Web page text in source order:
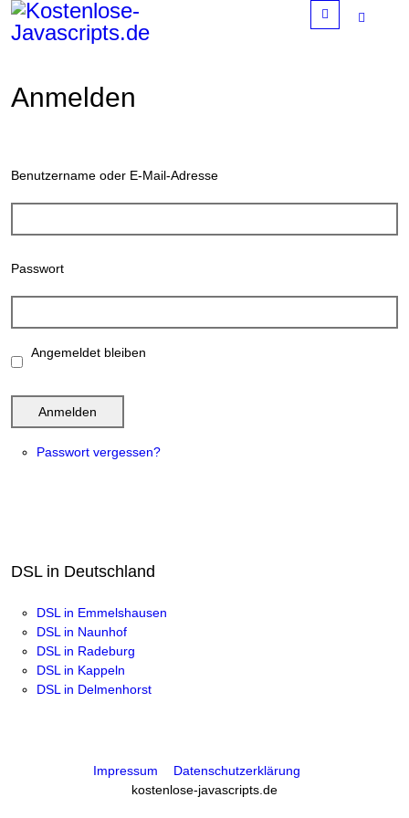
Menu
Anmelden
Benutzername oder E-Mail-Adresse
Passwort
Angemeldet bleiben
Anmelden
Passwort vergessen?
DSL in Deutschland
DSL in Emmelshausen
DSL in Naunhof
DSL in Radeburg
DSL in Kappeln
DSL in Delmenhorst
Impressum
Datenschutzerklärung
kostenlose-javascripts.de